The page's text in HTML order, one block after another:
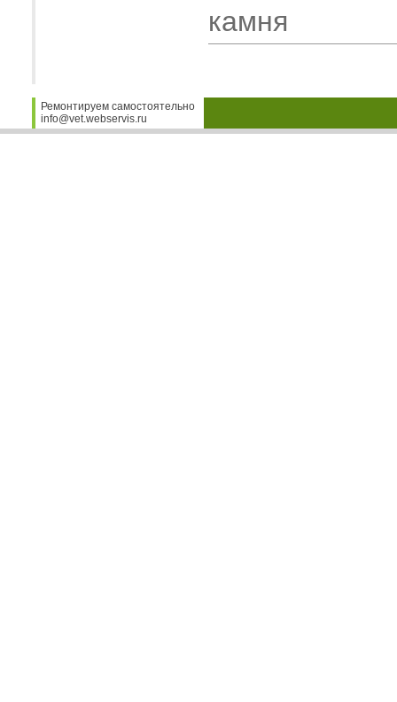
камня
Ремонтируем самостоятельно
info@vet.webservis.ru